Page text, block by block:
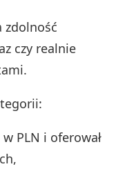
zdolność
czy realnie
PLN i oferował